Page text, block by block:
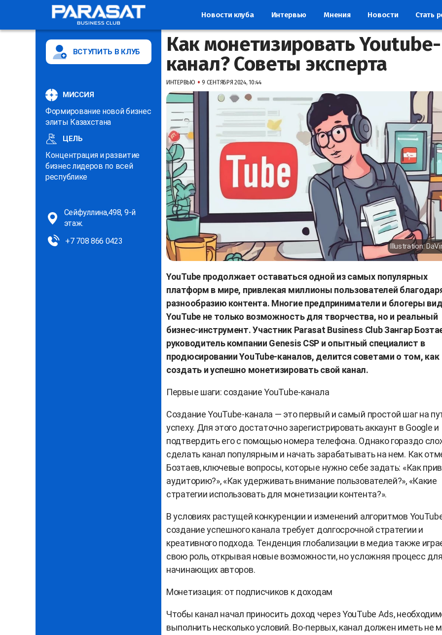
Новости клуба Интервью Мнения Новости Стать
ВСТУПИТЬ В КЛУБ
МИССИЯ
Формирование новой бизнес
элиты Казахстана
ЦЕЛЬ
Концентрация и развитие
бизнес лидеров по всей
республике
Сейфуллина,498, 9-й
этаж.
+7 708 866 0423
Как монетизировать Youtube-
канал? Советы эксперта
ИНТЕРВЬЮ • 9 СЕНТЯБРЯ 2024, 10:44
Illustration:
YouTube продолжает оставаться одной из самых популярных
платформ в мире, привлекая миллионы пользователей
разнообразию контента. Многие предприниматели и блогеры
YouTube не только возможность для творчества, но и реальный
бизнес-инструмент. Участник Parasat Business Club Зангар
руководитель компании Genesis CSP и опытный специалист в
продюсировании YouTube-каналов, делится советами о том, как
создать и успешно монетизировать свой канал.
Первые шаги: создание YouTube-канала
Создание YouTube-канала — это первый и самый простой шаг на
успеху. Для этого достаточно зарегистрировать аккаунт в Google и
подтвердить его с помощью номера телефона. Однако гораздо
сделать канал популярным и начать зарабатывать на нем. Как
Бозтаев, ключевые вопросы, которые нужно себе задать: «Как
аудиторию?», «Как удерживать внимание пользователей?», «Какие
стратегии использовать для монетизации контента?».
В условиях растущей конкуренции и изменений алгоритмов
создание успешного канала требует долгосрочной стратегии и
креативного подхода. Тенденция глобализации в медиа также
свою роль, открывая новые возможности, но усложняя процесс для
начинающих авторов.
Монетизация: от подписчиков к доходам
Чтобы канал начал приносить доход через YouTube Ads,
выполнить несколько условий. Во-первых, канал должен иметь не